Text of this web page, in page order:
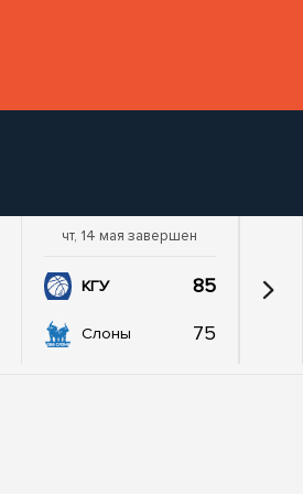
чт, 14 мая завершен
КГУ 85
Слоны 75